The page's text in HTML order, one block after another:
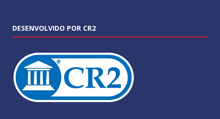
DESENVOLVIDO POR CR2